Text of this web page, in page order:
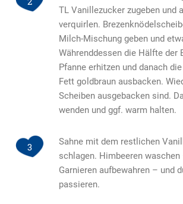
TL Vanillezucker zugeben und
verquirlen.
Milch-Mischung geben und
Währenddessen die Hälfte der
Pfanne erhitzen und danach
Fett goldbraun ausbacken.
Scheiben ausgebacken sind.
wenden und ggf. warm halten.
3
Sahne mit dem restlichen
schlagen. Himbeeren waschen
Garnieren aufbewahren – und
passieren.